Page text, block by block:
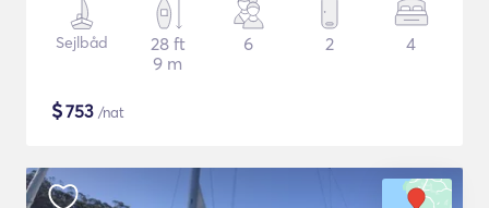
Sejlbåd
28 ft
9 m
6 2 4
$753 /nat